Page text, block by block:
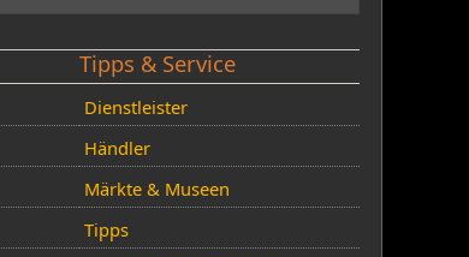
Tipps & Service
Dienstleister
Händler
Märkte & Museen
Tipps